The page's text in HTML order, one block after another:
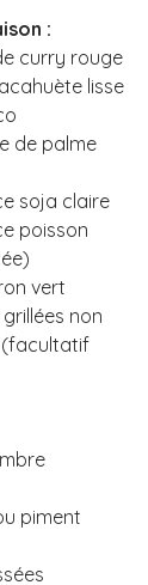
:
curry rouge
lisse
de palme
soja claire
poisson
vert
non
(facultatif
piment